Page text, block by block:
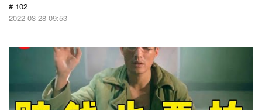
# 102
2022-03-28 09:53